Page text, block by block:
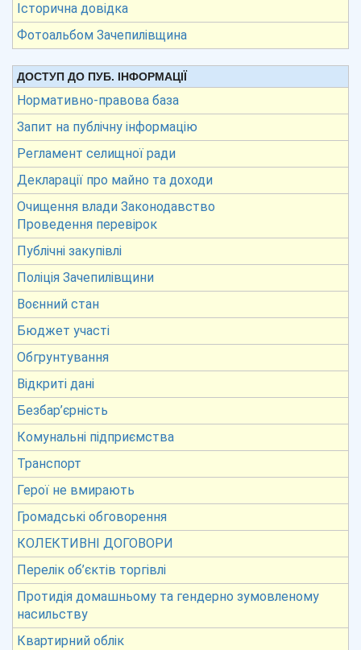
Історична довідка
Фотоальбом Зачепилівщина
ДОСТУП ДО ПУБ. ІНФОРМАЦІЇ
Нормативно-правова база
Запит на публічну інформацію
Регламент селищної ради
Декларації про майно та доходи
Очищення влади Законодавство
Проведення перевірок
Публічні закупівлі
Поліція Зачепилівщини
Воєнний стан
Бюджет участі
Обгрунтування
Відкриті дані
Безбар’єрність
Комунальні підприємства
Транспорт
Герої не вмирають
Громадські обговорення
КОЛЕКТИВНІ ДОГОВОРИ
Перелік об’єктів торгівлі
Протидія домашньому та гендерно зумовленому
насильству
Квартирний облік